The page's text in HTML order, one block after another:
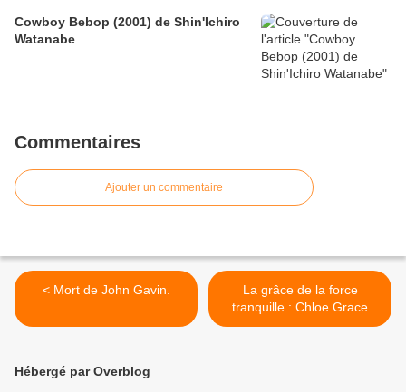
Cowboy Bebop (2001) de Shin'Ichiro
Watanabe
Commentaires
Ajouter un commentaire
< Mort de John Gavin.
La grâce de la force
tranquille : Chloe Grace
Moretz >
Hébergé par Overblog